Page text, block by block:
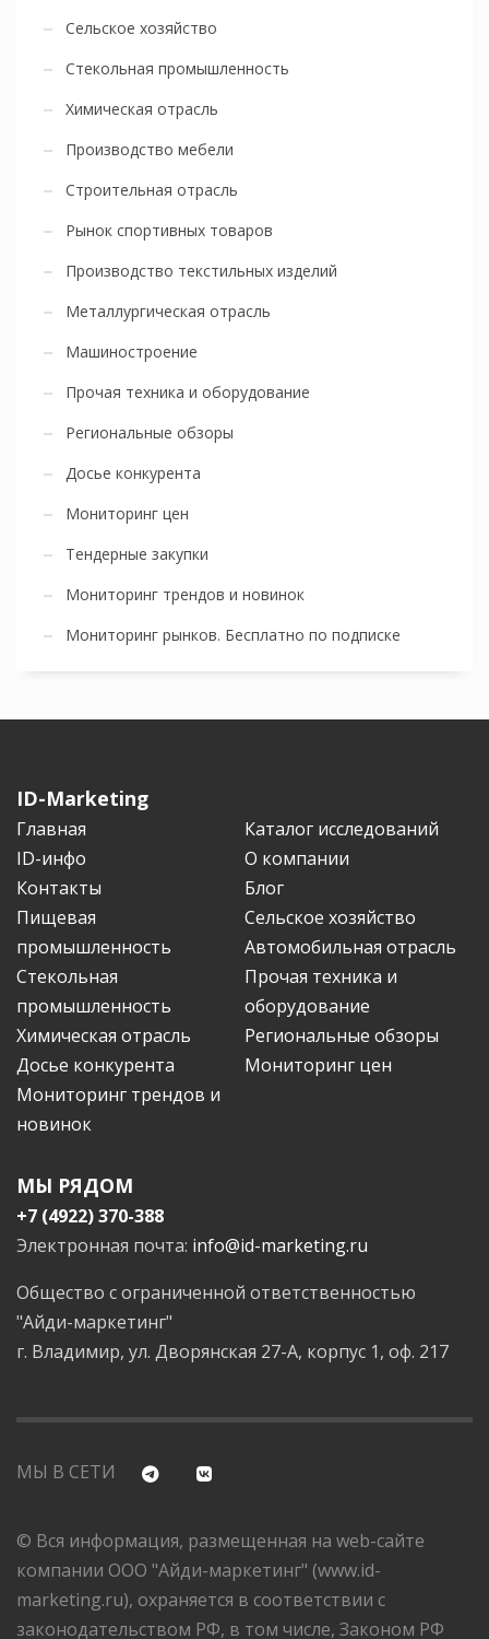
Сельское хозяйство
Стекольная промышленность
Химическая отрасль
Производство мебели
Строительная отрасль
Рынок спортивных товаров
Производство текстильных изделий
Металлургическая отрасль
Машиностроение
Прочая техника и оборудование
Региональные обзоры
Досье конкурента
Мониторинг цен
Тендерные закупки
Мониторинг трендов и новинок
Мониторинг рынков. Бесплатно по подписке
ID-Marketing
Главная
Каталог исследований
ID-инфо
О компании
Контакты
Блог
Пищевая
промышленность
Сельское хозяйство
Автомобильная отрасль
Стекольная
промышленность
Прочая техника и
оборудование
Химическая отрасль
Региональные обзоры
Досье конкурента
Мониторинг цен
Мониторинг трендов и
новинок
МЫ РЯДОМ
+7 (4922) 370-388
Электронная почта: info@id-marketing.ru
Общество с ограниченной ответственностью
"Айди-маркетинг"
г. Владимир, ул. Дворянская 27-А, корпус 1, оф. 217
МЫ В СЕТИ
© Вся информация, размещенная на web-сайте
компании ООО "Айди-маркетинг" (www.id-
marketing.ru), охраняется в соответствии с
законодательством РФ, в том числе, Законом РФ